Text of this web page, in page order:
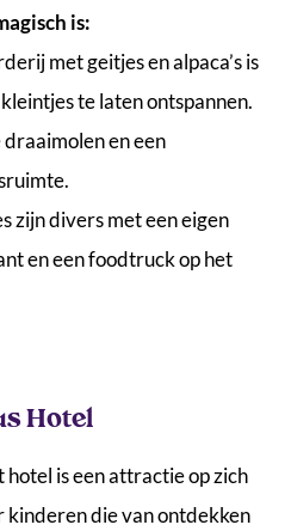
is:
met geitjes en alpaca’s is
te laten ontspannen.
draaimolen en een
zijn divers met een eigen
en een foodtruck op het
Hotel
is een attractie op zich
kinderen die van ontdekken